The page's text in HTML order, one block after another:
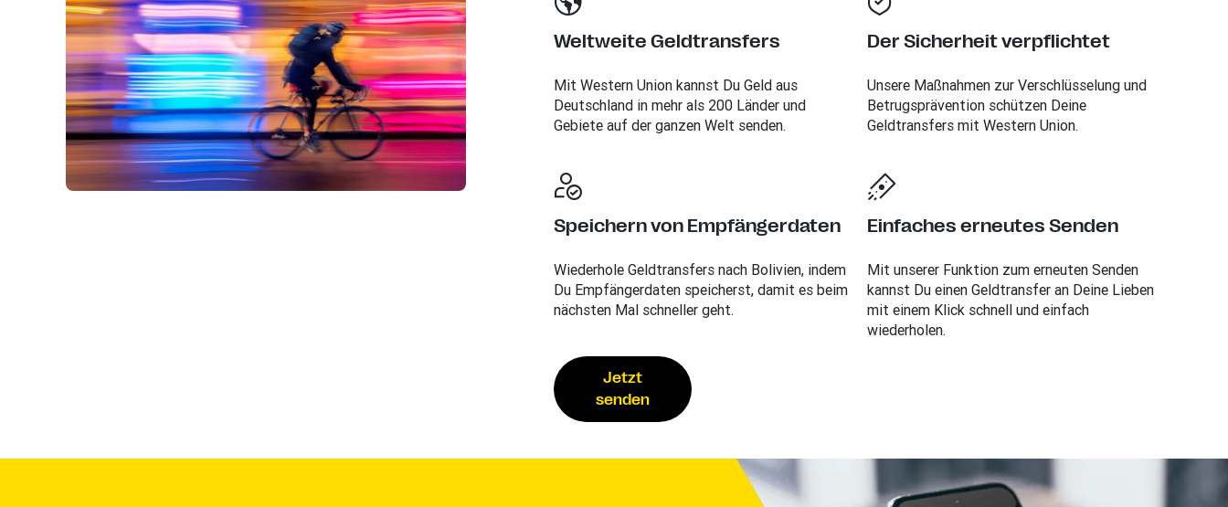
Weltweite Geldtransfers
Mit Western Union kannst Du Geld aus
Deutschland in mehr als 200 Länder und
Gebiete auf der ganzen Welt senden.
Der Sicherheit verpflichtet
Unsere Maßnahmen zur Verschlüsselung und
Betrugsprävention schützen Deine
Geldtransfers mit Western Union.
Speichern von Empfängerdaten
Wiederhole Geldtransfers nach Bolivien, indem
Du Empfängerdaten speicherst, damit es beim
nächsten Mal schneller geht.
Einfaches erneutes Senden
Mit unserer Funktion zum erneuten Senden
kannst Du einen Geldtransfer an Deine Lieben
mit einem Klick schnell und einfach
wiederholen.
Jetzt
senden